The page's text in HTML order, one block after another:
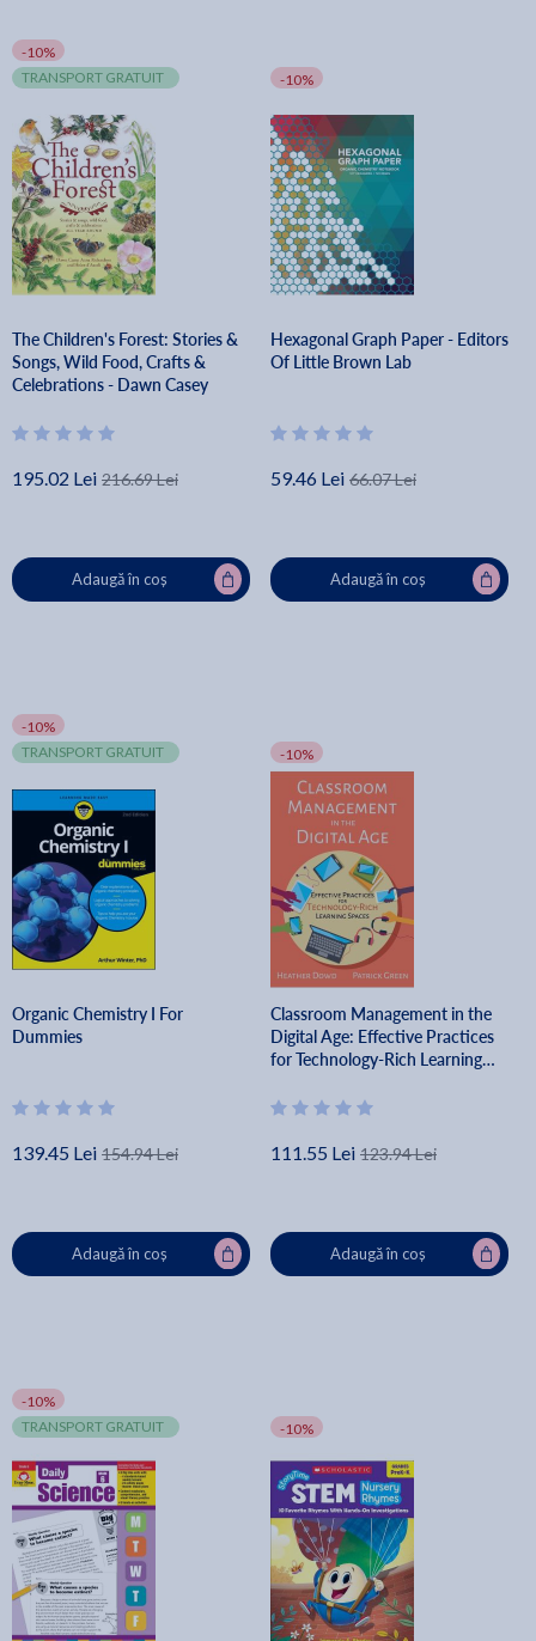
-10%
TRANSPORT GRATUIT
The Children's Forest: Stories &
Songs, Wild Food, Crafts &
Celebrations - Dawn Casey
195.02 Lei 216.69 Lei
Adaugă în coș
-10%
Hexagonal Graph Paper - Editors
Of Little Brown Lab
59.46 Lei 66.07 Lei
Adaugă în coș
-10%
TRANSPORT GRATUIT
Organic Chemistry I For
Dummies
139.45 Lei 154.94 Lei
Adaugă în coș
-10%
Classroom Management in the
Digital Age: Effective Practices
for Technology-Rich Learning
111.55 Lei 123.94 Lei
Adaugă în coș
-10%
TRANSPORT GRATUIT
-10%